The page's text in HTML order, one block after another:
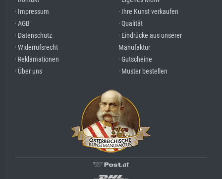
· Impressum
· AGB
· Datenschutz
· Widerrufsrecht
· Reklamationen
· Über uns
· Ihre Kunst verkaufen
· Qualität
· Eindrücke aus unserer
Manufaktur
· Gutscheine
· Muster bestellen